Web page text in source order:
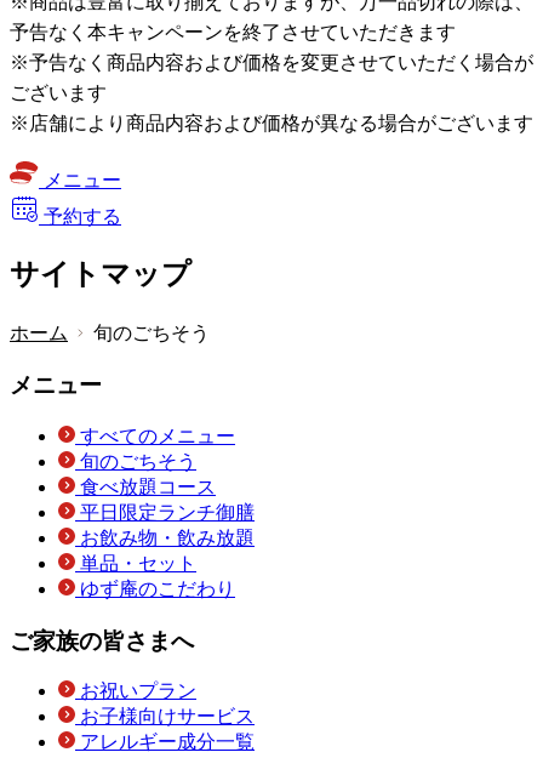
予告なく本キャンペーンを終了させていただきます
※予告なく商品内容および価格を変更させていただく場合が
ございます
※店舗により商品内容および価格が異なる場合がございます
メニュー
予約する
サイトマップ
ホーム 旬のごちそう
メニュー
すべてのメニュー
旬のごちそう
食べ放題コース
平日限定ランチ御膳
お飲み物・飲み放題
単品・セット
ゆず庵のこだわり
ご家族の皆さまへ
お祝いプラン
お子様向けサービス
アレルギー成分一覧